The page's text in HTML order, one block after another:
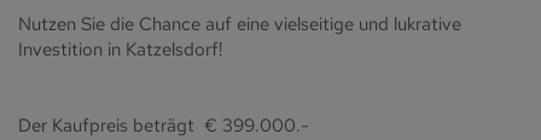
Nutzen Sie die Chance auf eine vielseitige und lukrative
Investition in Katzelsdorf!
Der Kaufpreis beträgt € 399.000.-